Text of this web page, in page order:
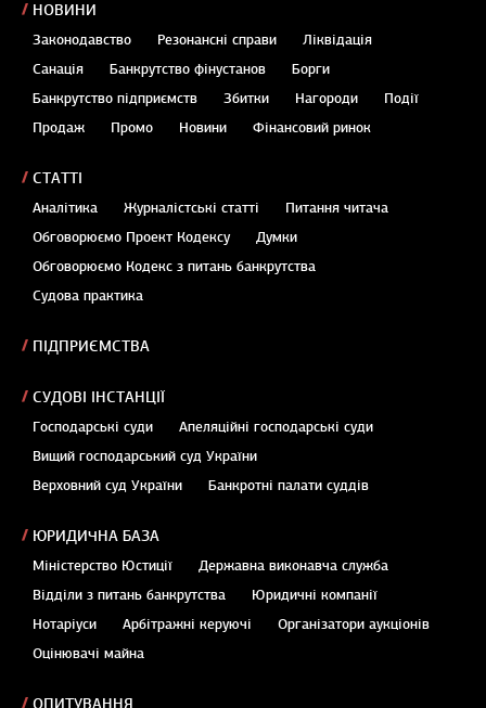
НОВИНИ
Законодавство Резонансні справи
Ліквідація
Санація
Банкрутство фінустанов
Борги
Банкрутство підприємств
Збитки Нагороди
Події
Продаж
Промо Новини Фінансовий ринок
СТАТТІ
Аналітика Журналістські статті
Питання читача
Обговорюємо Проект Кодексу
Думки
Обговорюємо Кодекс з питань банкрутства
Судова практика
ПІДПРИЄМСТВА
СУДОВІ ІНСТАНЦІЇ
Господарські суди
Апеляційні господарські суди
Вищий господарський суд України
Верховний суд України
Банкротні палати суддів
ЮРИДИЧНА БАЗА
Міністерство Юстиції
Державна виконавча служба
Відділи з питань банкрутства
Юридичні компанії
Нотаріуси
Арбітражні керуючі
Організатори аукціонів
Оцінювачі майна
ОПИТУВАННЯ